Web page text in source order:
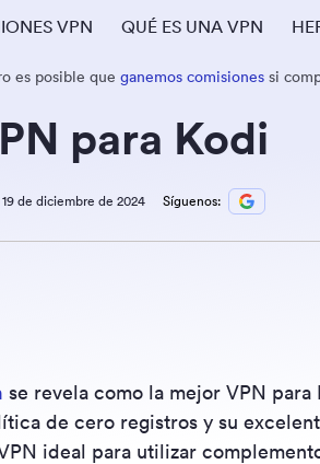
VPN QUÉ ES UNA VPN
es posible que ganemos comisiones si
para Kodi
de diciembre de 2024 Síguenos:
se revela como la mejor VPN para
de cero registros y su
ideal para utilizar